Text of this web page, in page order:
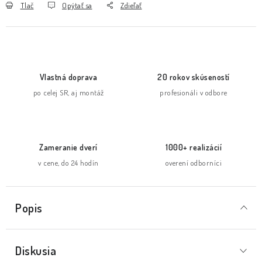
Tlač Opýtať sa Zdieľať
Vlastná doprava
po celej SR, aj montáž
20 rokov skúseností
profesionáli v odbore
Zameranie dverí
v cene, do 24 hodín
1000+ realizácií
overení odborníci
Popis
Diskusia